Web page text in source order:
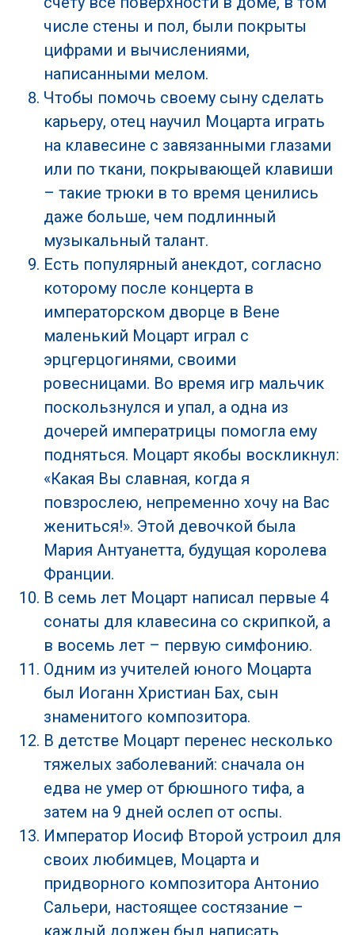
числе стены и пол, были покрыты
цифрами и вычислениями,
написанными мелом.
Чтобы помочь своему сыну сделать
карьеру, отец научил Моцарта играть
на клавесине с завязанными глазами
или по ткани, покрывающей клавиши
– такие трюки в то время ценились
даже больше, чем подлинный
музыкальный талант.
Есть популярный анекдот, согласно
которому после концерта в
императорском дворце в Вене
маленький Моцарт играл с
эрцгерцогинями, своими
ровесницами. Во время игр мальчик
поскользнулся и упал, а одна из
дочерей императрицы помогла ему
подняться. Моцарт якобы воскликнул:
«Какая Вы славная, когда я
повзрослею, непременно хочу на Вас
жениться!». Этой девочкой была
Мария Антуанетта, будущая королева
Франции.
В семь лет Моцарт написал первые 4
сонаты для клавесина со скрипкой, а
в восемь лет – первую симфонию.
Одним из учителей юного Моцарта
был Иоганн Христиан Бах, сын
знаменитого композитора.
В детстве Моцарт перенес несколько
тяжелых заболеваний: сначала он
едва не умер от брюшного тифа, а
затем на 9 дней ослеп от оспы.
Император Иосиф Второй устроил для
своих любимцев, Моцарта и
придворного композитора Антонио
Сальери, настоящее состязание –
каждый должен был написать